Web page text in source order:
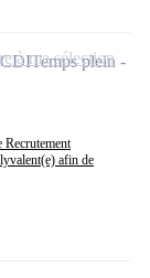
afin de
CDITemps plein
à ma sélection